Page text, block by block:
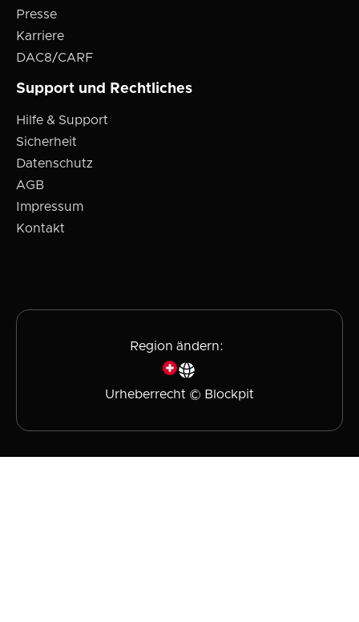
Presse
Karriere
DAC8/CARF
Support und Rechtliches
Hilfe & Support
Sicherheit
Datenschutz
AGB
Impressum
Kontakt
Region ändern:
Urheberrecht © Blockpit